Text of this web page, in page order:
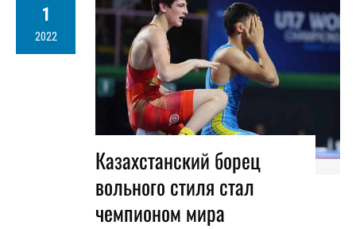
1
2022
Казахстанский борец
вольного стиля стал
чемпионом мира